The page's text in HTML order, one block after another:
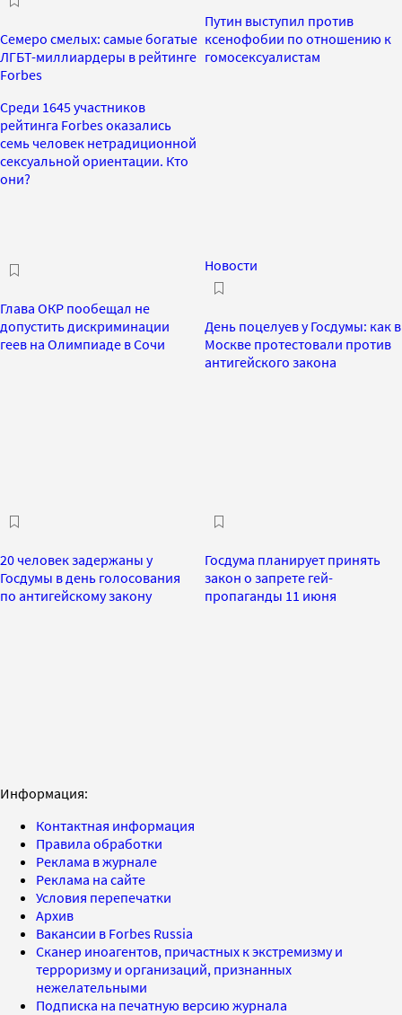
Семеро смелых: самые богатые
ЛГБТ-миллиардеры в рейтинге
Forbes
Среди 1645 участников
рейтинга Forbes оказались
семь человек нетрадиционной
сексуальной ориентации. Кто
они?
Путин выступил против
ксенофобии по отношению к
гомосексуалистам
Глава ОКР пообещал не
допустить дискриминации
геев на Олимпиаде в Сочи
Новости
День поцелуев у Госдумы: как в
Москве протестовали против
антигейского закона
20 человек задержаны у
Госдумы в день голосования
по антигейскому закону
Госдума планирует принять
закон о запрете гей-
пропаганды 11 июня
Информация:
Контактная информация
Правила обработки
Реклама в журнале
Реклама на сайте
Условия перепечатки
Архив
Вакансии в Forbes Russia
Сканер иноагентов, причастных к экстремизму и
терроризму и организаций, признанных
нежелательными
Подписка на печатную версию журнала